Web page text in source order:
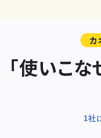
カ
「使いこ
1社